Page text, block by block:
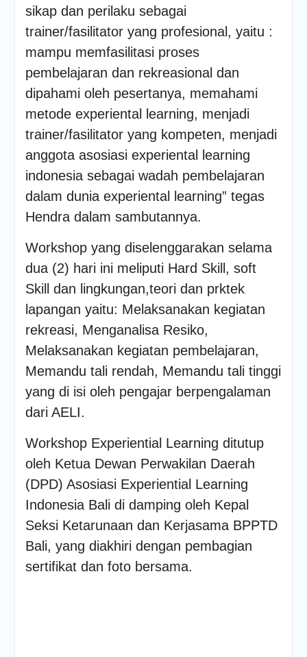
sikap dan perilaku sebagai
trainer/fasilitator yang profesional, yaitu :
mampu memfasilitasi proses
pembelajaran dan rekreasional dan
dipahami oleh pesertanya, memahami
metode experiental learning, menjadi
trainer/fasilitator yang kompeten, menjadi
anggota asosiasi experiental learning
indonesia sebagai wadah pembelajaran
dalam dunia experiental learning” tegas
Hendra dalam sambutannya.
Workshop yang diselenggarakan selama
dua (2) hari ini meliputi Hard Skill, soft
Skill dan lingkungan,teori dan prktek
lapangan yaitu: Melaksanakan kegiatan
rekreasi, Menganalisa Resiko,
Melaksanakan kegiatan pembelajaran,
Memandu tali rendah, Memandu tali tinggi
yang di isi oleh pengajar berpengalaman
dari AELI.
Workshop Experiential Learning ditutup
oleh Ketua Dewan Perwakilan Daerah
(DPD) Asosiasi Experiential Learning
Indonesia Bali di damping oleh Kepal
Seksi Ketarunaan dan Kerjasama BPPTD
Bali, yang diakhiri dengan pembagian
sertifikat dan foto bersama.